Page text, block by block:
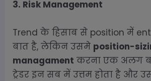
3. Risk Management
Trend के हिसाब से position में
बात है, लेकिन उसमे position-
managament करना एक अलग
ट्रेडर इन सब में उत्तम होता है और